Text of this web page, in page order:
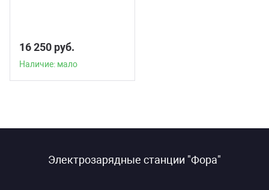
16 250 руб.
Наличие: мало
Электрозарядные станции "Фора"